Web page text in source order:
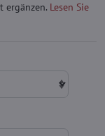
ergänzen. Lesen Sie